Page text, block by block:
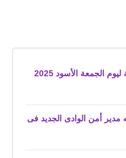
عروض PlayStation الرسمية ليوم الجمعة الأسود 2025
مدير أمن الوادى الجديد فى